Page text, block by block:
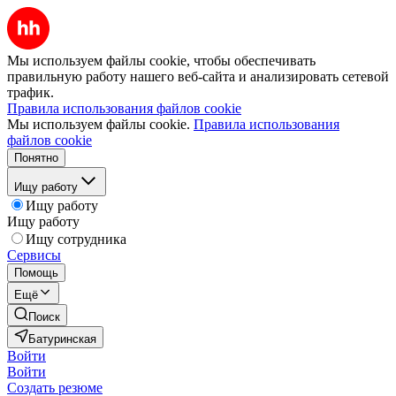
Мы используем файлы cookie, чтобы обеспечивать
правильную работу нашего веб-сайта и анализировать сетевой
трафик.
Правила использования файлов cookie
Мы используем файлы cookie. Правила использования
файлов cookie
Понятно
Ищу работу
Ищу работу
Ищу работу
Ищу сотрудника
Сервисы
Помощь
Ещё
Поиск
Батуринская
Войти
Войти
Создать резюме